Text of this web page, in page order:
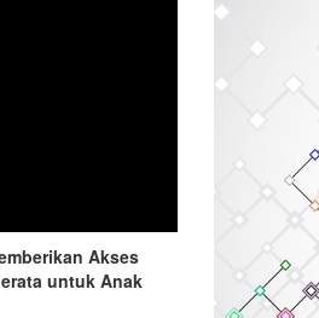
Akses
untuk Anak